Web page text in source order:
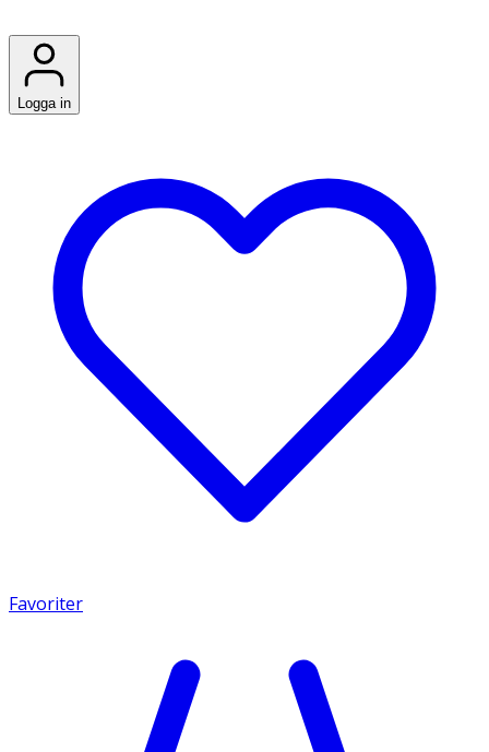
Logga in
Favoriter